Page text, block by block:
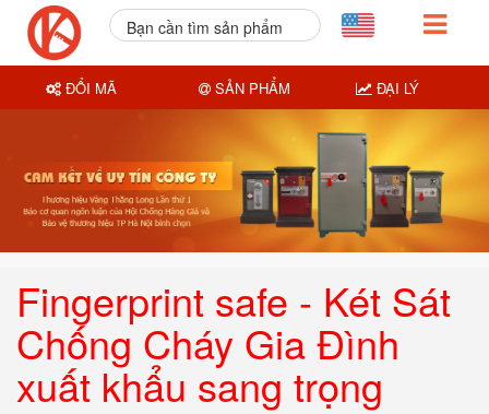
Fingerprint safe - Két Sát
Chống Cháy Gia Đình
xuất khẩu sang trọng
Bạn cần tìm sản phẩm
ĐỔI MÃ SẢN PHẨM ĐẠI LÝ